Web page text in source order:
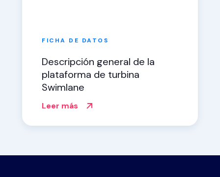
FICHA DE DATOS
Descripción general de la
plataforma de turbina
Swimlane
Leer más